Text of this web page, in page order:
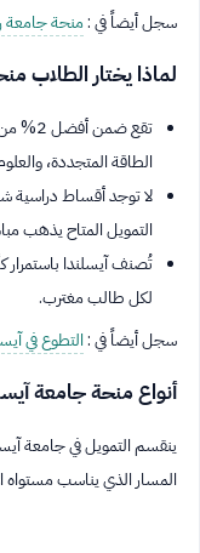
سجل أيضاً في :منحة جامعة
لماذا يختار الطلاب
تقع
الطاقة المتجددة،
لا توجد أقساط دراسية
التمويل المتاح يذهب
تُصنف آيسلندا باستمرار
لكل طالب مغترب.
سجل أيضاً في :التطوع في
أنواع منحة جامعة
ينقسم التمويل في جامعة
المسار الذي يناسب مستواه